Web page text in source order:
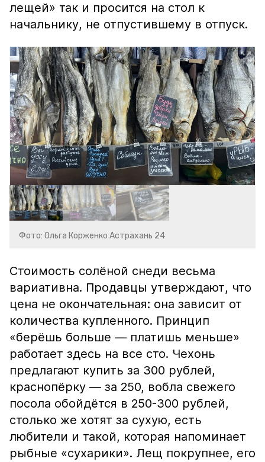
лещей» так и просится на стол к
начальнику, не отпустившему в отпуск.
Фото: Ольга Корженко Астрахань 24
Стоимость солёной снеди весьма
вариативна. Продавцы утверждают, что
цена не окончательная: она зависит от
количества купленного. Принцип
«берёшь больше — платишь меньше»
работает здесь на все сто. Чехонь
предлагают купить за 300 рублей,
краснопёрку — за 250, вобла свежего
посола обойдётся в 250-300 рублей,
столько же хотят за сухую, есть
любители и такой, которая напоминает
рыбные «сухарики». Лещ покрупнее, его